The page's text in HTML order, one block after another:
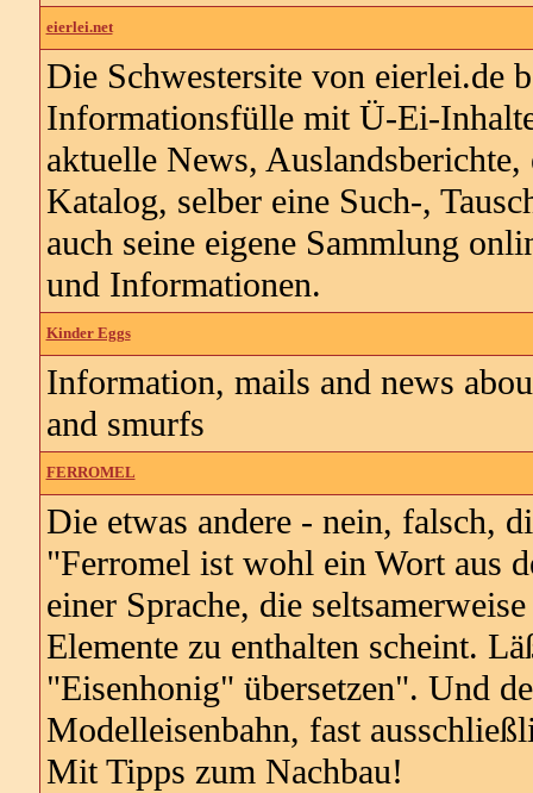
eierlei.net
Die Schwestersite von eierlei.de
Informationsfülle mit Ü-Ei-
aktuelle News,
Katalog, selber eine Such-,
auch seine eigene Sammlung
und Informationen.
Kinder Eggs
Information, mails and news
and smurfs
FERROMEL
Die etwas andere - nein, falsch,
"Ferromel ist wohl ein Wort aus
einer Sprache, die
Elemente zu enthalten scheint.
"Eisenhonig" übersetzen". Und
Modelleisenbahn, fast
Mit Tipps zum Nachbau!